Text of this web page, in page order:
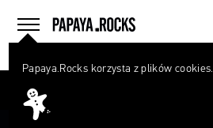
menu
home
Papaya.Rocks korzysta z plików cookies.
Czego
szukasz?